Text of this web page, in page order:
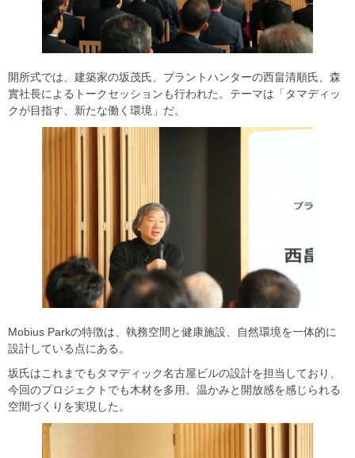
開所式では、建築家の坂茂氏、プラントハンターの西畠清順氏、森
實社長によるトークセッションも行われた。テーマは「タマディッ
クが目指す、新たな働く環境」だ。
Mobius Parkの特徴は、執務空間と健康施設、自然環境を一体的に
設計している点にある。
坂氏はこれまでもタマディック名古屋ビルの設計を担当しており、
今回のプロジェクトでも木材を多用。温かみと開放感を感じられる
空間づくりを実現した。